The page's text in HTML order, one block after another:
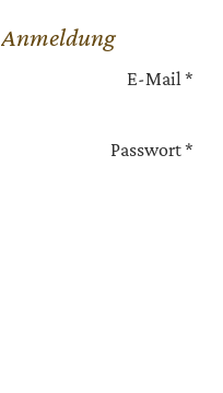
Anmeldung
E-Mail*
Passwort*